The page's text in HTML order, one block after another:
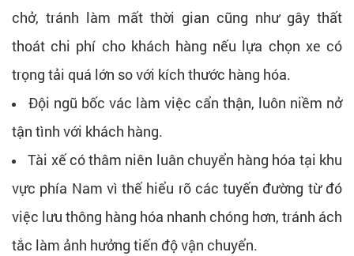
chở, tránh làm mất thời gian cũng như gây thất
thoát chi phí cho khách hàng nếu lựa chọn xe có
trọng tải quá lớn so với kích thước hàng hóa.
Đội ngũ bốc vác làm việc cẩn thận, luôn niềm nở
tận tình với khách hàng.
Tài xế có thâm niên luân chuyển hàng hóa tại khu
vực phía Nam vì thế hiểu rõ các tuyến đường từ đó
việc lưu thông hàng hóa nhanh chóng hơn, tránh ách
tắc làm ảnh hưởng tiến độ vận chuyển.